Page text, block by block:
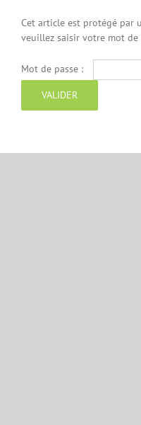
Cet article est protégé par
veuillez saisir votre mot de
Mot de passe :